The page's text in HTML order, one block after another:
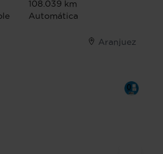
108.039 km
Automática
Aranjuez